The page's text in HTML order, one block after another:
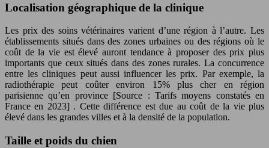
Localisation géographique de la clinique
Les prix des soins vétérinaires varient d’une région à l’autre. Les
établissements situés dans des zones urbaines ou des régions où le
coût de la vie est élevé auront tendance à proposer des prix plus
importants que ceux situés dans des zones rurales. La concurrence
entre les cliniques peut aussi influencer les prix. Par exemple, la
radiothérapie peut coûter environ 15% plus cher en région
parisienne qu’en province [Source : Tarifs moyens constatés en
France en 2023] . Cette différence est due au coût de la vie plus
élevé dans les grandes villes et à la densité de la population.
Taille et poids du chien